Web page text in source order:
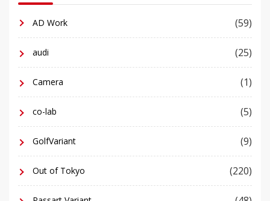
AD Work (59)
audi (25)
Camera (1)
co-lab (5)
GolfVariant (9)
Out of Tokyo (220)